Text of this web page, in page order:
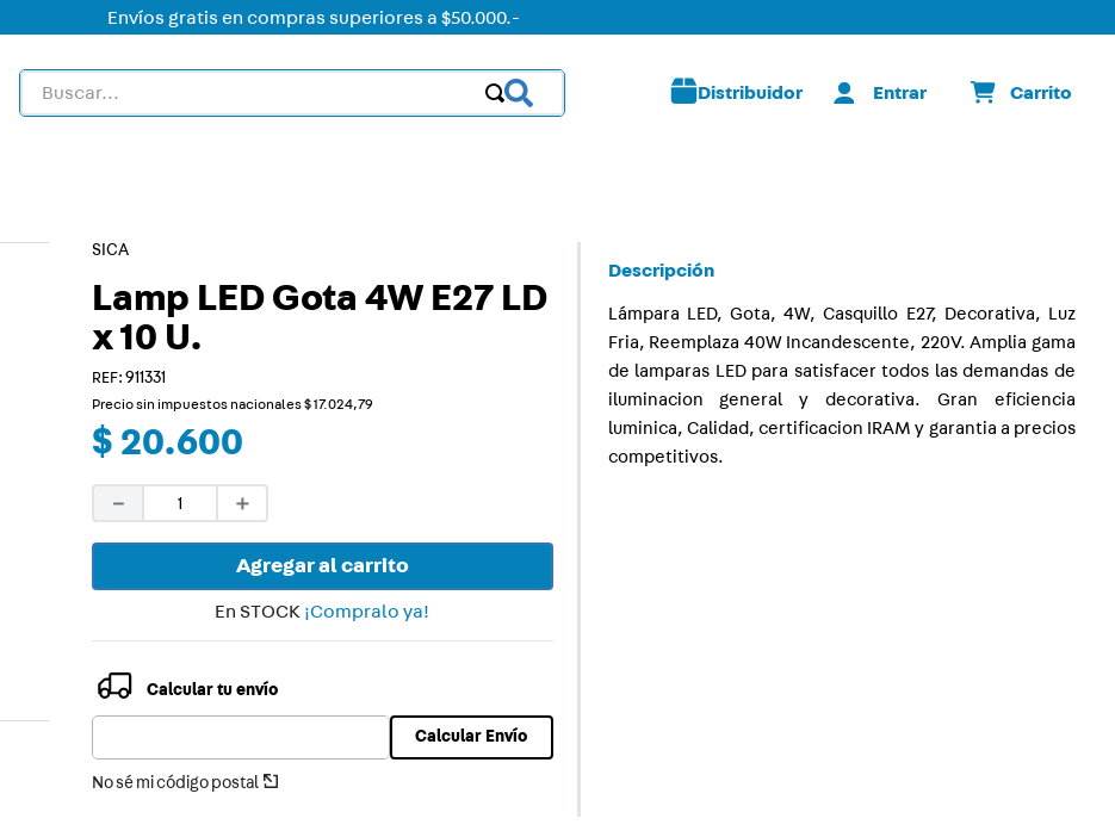
Envíos gratis en compras superiores a $50.000.-
Buscar...
Distribuidor
SICA
Lamp LED Gota 4W E27 LD
x 10 U.
: 911331
Precio sin impuestos nacionales$17.024,79
$ 20.600
＋
－
Agregar al carrito
En STOCK ¡Compralo ya!
Calcular tu envío
No sé mi código postal
Calcular Envío
Descripción
Lámpara LED, Gota, 4W, Casquillo E27, Decorativa, Luz
Fria, Reemplaza 40W Incandescente, 220V. Amplia gama
de lamparas LED para satisfacer todos las demandas de
iluminacion general y decorativa. Gran eficiencia
luminica, Calidad, certificacion IRAM y garantia a precios
competitivos.